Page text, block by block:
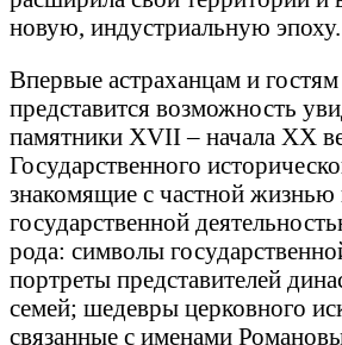
новую, индустриальную эпоху.
Впервые астраханцам и
представится возможность
памятники XVII – начала XX
Государственного
знакомящие с частной жизнью
государственной
рода: символы
портреты представителей
семей; шедевры церковного
связанные с именами